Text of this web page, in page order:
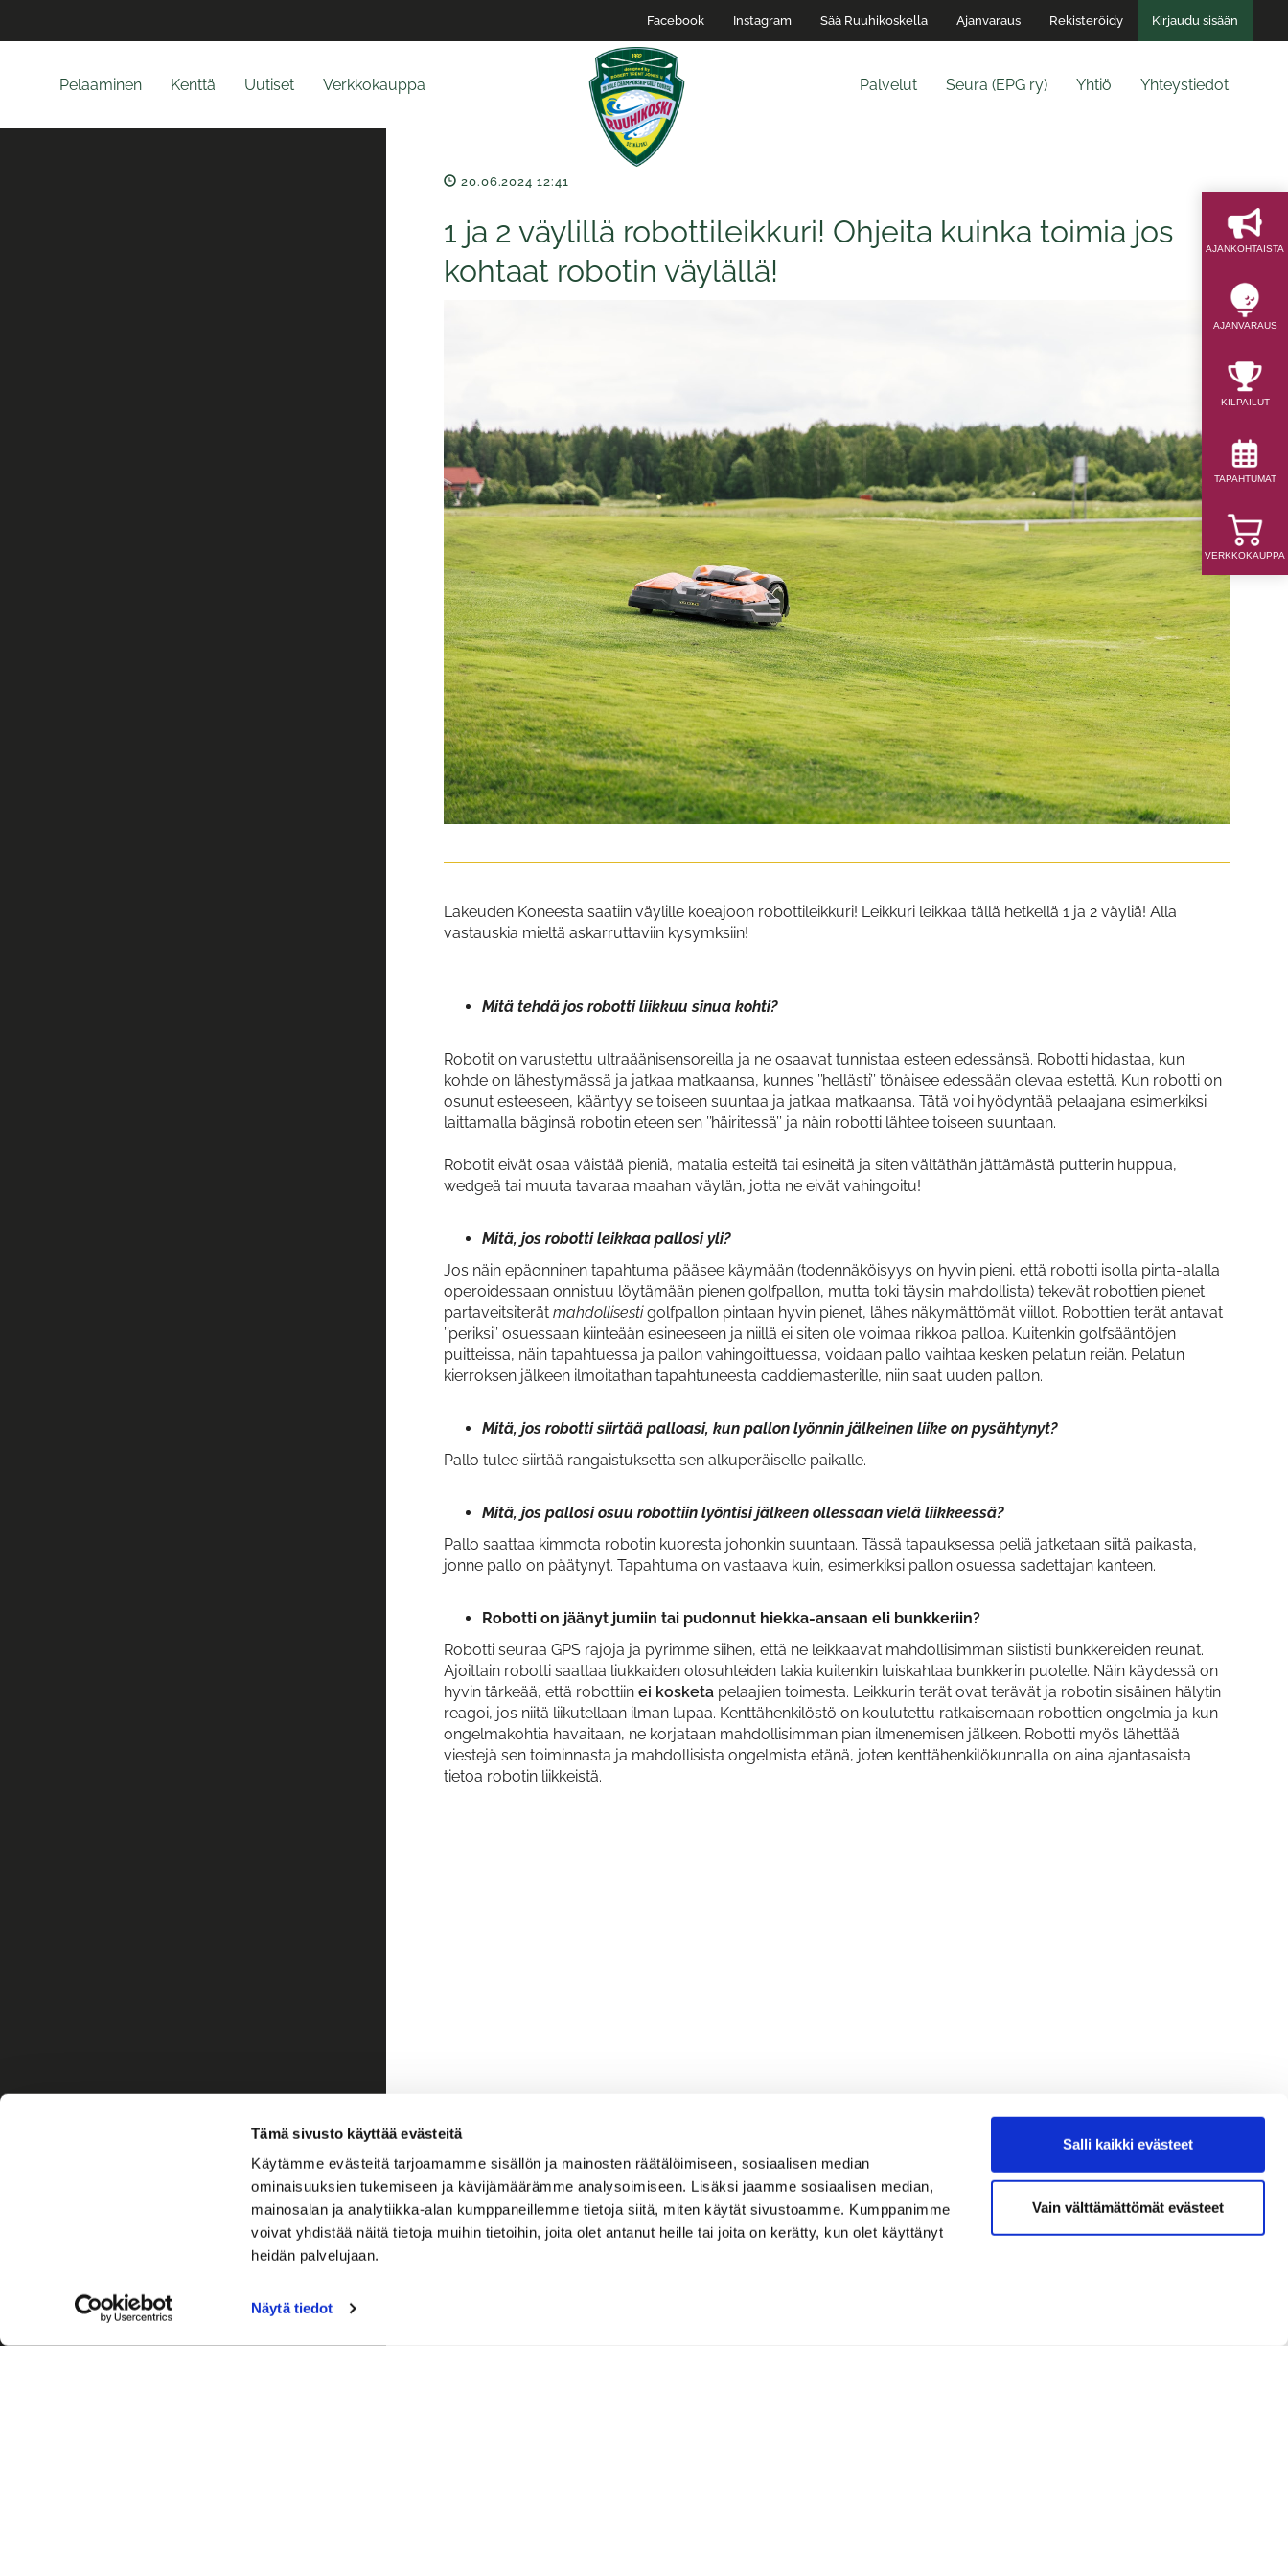
Tämä sivusto käyttää evästeitä
Käytämme evästeitä tarjoamamme sisällön ja mainosten räätälöimiseen, sosiaalisen median
ominaisuuksien tukemiseen ja kävijämäärämme analysoimiseen. Lisäksi jaamme sosiaalisen median,
mainosalan ja analytiikka-alan kumppaneillemme tietoja siitä, miten käytät sivustoamme. Kumppanimme
voivat yhdistää näitä tietoja muihin tietoihin, joita olet antanut heille tai joita on kerätty, kun olet käyttänyt
heidän palvelujaan.
Näytä tiedot
Salli kaikki evästeet
Vain välttämättömät evästeet
Facebook Instagram Sää Ruuhikoskella Ajanvaraus Rekisteröidy Kirjaudu sisään
Pelaaminen Kenttä Uutiset Verkkokauppa Yhteystiedot
Yhtiö
Seura (EPG ry)
Palvelut
AJAN­KOHTAISTA
AJAN­VARAUS
KILPAILUT
TAPAHTUMAT
VERKKOKAUPPA
20.06.2024 12:41
1 ja 2 väylillä robottileikkuri! Ohjeita kuinka toimia jos
kohtaat robotin väylällä!
Lakeuden Koneesta saatiin väylille koeajoon robottileikkuri! Leikkuri leikkaa tällä hetkellä 1 ja 2 väyliä! Alla
vastauskia mieltä askarruttaviin kysymksiin!
Mitä tehdä jos robotti liikkuu sinua kohti?
Robotit on varustettu ultraäänisensoreilla ja ne osaavat tunnistaa esteen edessänsä. Robotti hidastaa, kun
kohde on lähestymässä ja jatkaa matkaansa, kunnes ’’hellästi’’ tönäisee edessään olevaa estettä. Kun robotti on
osunut esteeseen, kääntyy se toiseen suuntaa ja jatkaa matkaansa. Tätä voi hyödyntää pelaajana esimerkiksi
laittamalla bäginsä robotin eteen sen ’’häiritessä’’ ja näin robotti lähtee toiseen suuntaan.
Robotit eivät osaa väistää pieniä, matalia esteitä tai esineitä ja siten vältäthän jättämästä putterin huppua,
wedgeä tai muuta tavaraa maahan väylän, jotta ne eivät vahingoitu!
Mitä, jos robotti leikkaa pallosi yli?
Jos näin epäonninen tapahtuma pääsee käymään (todennäköisyys on hyvin pieni, että robotti isolla pinta-alalla
operoidessaan onnistuu löytämään pienen golfpallon, mutta toki täysin mahdollista) tekevät robottien pienet
partaveitsiterätmahdollisestigolfpallon pintaan hyvin pienet, lähes näkymättömät viillot. Robottien terät antavat
’’periksi’’ osuessaan kiinteään esineeseen ja niillä ei siten ole voimaa rikkoa palloa. Kuitenkin golfsääntöjen
puitteissa, näin tapahtuessa ja pallon vahingoittuessa, voidaan pallo vaihtaa kesken pelatun reiän. Pelatun
kierroksen jälkeen ilmoitathan tapahtuneesta caddiemasterille, niin saat uuden pallon.
Mitä, jos robotti siirtää palloasi, kun pallon lyönnin jälkeinen liike on pysähtynyt?
Pallo tulee siirtää rangaistuksetta sen alkuperäiselle paikalle.
Mitä, jos pallosi osuu robottiin lyöntisi jälkeen ollessaan vielä liikkeessä?
Pallo saattaa kimmota robotin kuoresta johonkin suuntaan. Tässä tapauksessa peliä jatketaan siitä paikasta,
jonne pallo on päätynyt. Tapahtuma on vastaava kuin, esimerkiksi pallon osuessa sadettajan kanteen.
Robotti on jäänyt jumiin tai pudonnut hiekka-ansaan eli bunkkeriin?
Robotti seuraa GPS rajoja ja pyrimme siihen, että ne leikkaavat mahdollisimman siististi bunkkereiden reunat.
Ajoittain robotti saattaa liukkaiden olosuhteiden takia kuitenkin luiskahtaa bunkkerin puolelle. Näin käydessä on
hyvin tärkeää, että robottiinei kosketa pelaajien toimesta. Leikkurin terät ovat terävät ja robotin sisäinen hälytin
reagoi, jos niitä liikutellaan ilman lupaa. Kenttähenkilöstö on koulutettu ratkaisemaan robottien ongelmia ja kun
ongelmakohtia havaitaan, ne korjataan mahdollisimman pian ilmenemisen jälkeen. Robotti myös lähettää
viestejä sen toiminnasta ja mahdollisista ongelmista etänä, joten kenttähenkilökunnalla on aina ajantasaista
tietoa robotin liikkeistä.